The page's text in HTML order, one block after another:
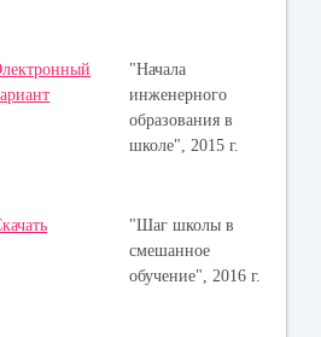
"Начала
инженерного
образования в
школе", 2015 г.
"Шаг школы в
смешанное
обучение", 2016 г.